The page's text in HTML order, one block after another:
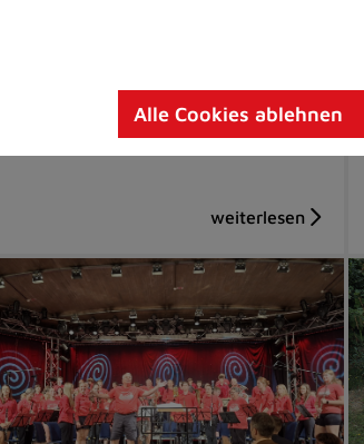
unumgänglichAlle Cookies ablehnen